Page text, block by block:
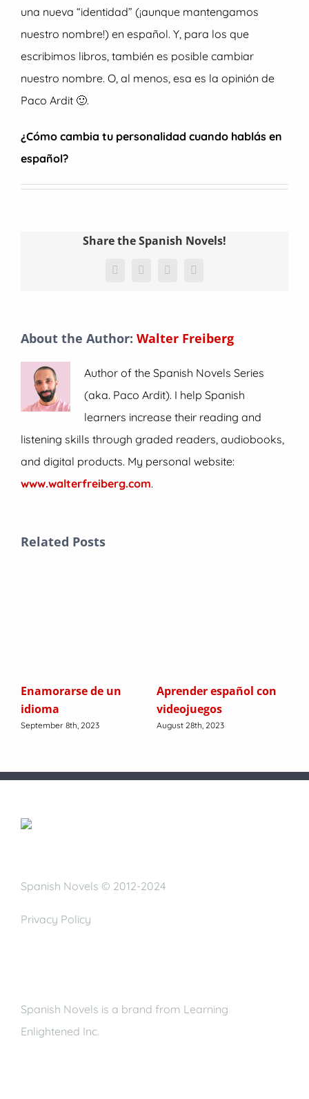
una nueva “identidad” (¡aunque mantengamos
nuestro nombre!) en español. Y, para los que
escribimos libros, también es posible cambiar
nuestro nombre. O, al menos, esa es la opinión de
Paco Ardit 🙂.
¿Cómo cambia tu personalidad cuando hablás en
español?
Share the Spanish Novels!
Facebook
X WhatsApp
Email
About the Author: Walter Freiberg
Author of the Spanish Novels Series
(aka. Paco Ardit). I help Spanish
learners increase their reading and
listening skills through graded readers, audiobooks,
and digital products. My personal website:
www.walterfreiberg.com.
Related Posts
Enamorarse de un
idioma
September 8th, 2023
Aprender español con
videojuegos
August 28th, 2023
Spanish Novels © 2012-2024
Privacy Policy
Spanish Novels is a brand from Learning
Enlightened Inc.